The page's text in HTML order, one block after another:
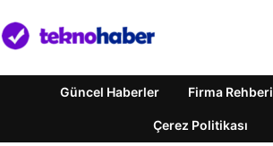
Güncel Haberler Firma Rehberi
Çerez Politikası